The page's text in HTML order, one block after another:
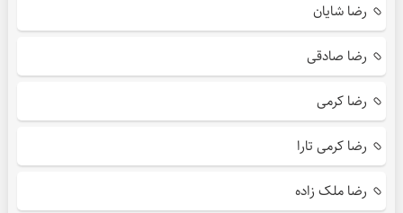
رضا شایان
رضا صادقی
رضا کرمی
رضا کرمی تارا
رضا ملک زاده